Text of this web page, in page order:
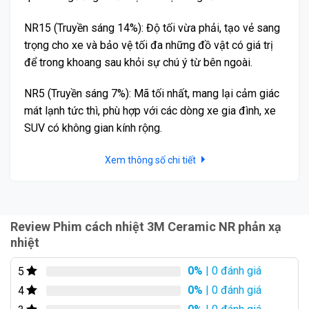
Phim cách nhiệt 3M Ceramic NR phản xạ nhiệt không
dựa trên công nghệ Ceramic Hybrid độc quyền của 3M
– sự kết hợp hoàn hảo giữa các hạt Nano Ceramic vô
cơ và lớp màng Nano Reflective.
Trong khi các dòng phim giá rẻ chỉ có khả năng hấp thụ
NR15 (Truyền sáng 14%): Độ tối vừa phải, tạo vẻ sang
trọng cho xe và bảo vệ tối đa những đồ vật có giá trị
để trong khoang sau khỏi sự chú ý từ bên ngoài.
NR5 (Truyền sáng 7%): Mã tối nhất, mang lại cảm giác
mát lạnh tức thì, phù hợp với các dòng xe gia đình, xe
SUV có không gian kính rộng.
Xem thông số chi tiết
Review Phim cách nhiệt 3M Ceramic NR phản xạ
nhiệt
5 0% | 0 đánh giá
4
0% | 0 đánh giá